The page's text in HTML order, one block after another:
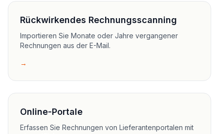
Rückwirkendes Rechnungsscanning
Importieren Sie Monate oder Jahre vergangener
Rechnungen aus der E-Mail.
→
Online-Portale
Erfassen Sie Rechnungen von Lieferantenportalen mit